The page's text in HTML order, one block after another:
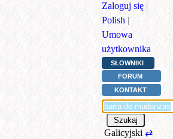
Zaloguj się |
Polish |
Umowa
użytkownika
SŁOWNIKI
FORUM
KONTAKT
Galicyjski ⇄